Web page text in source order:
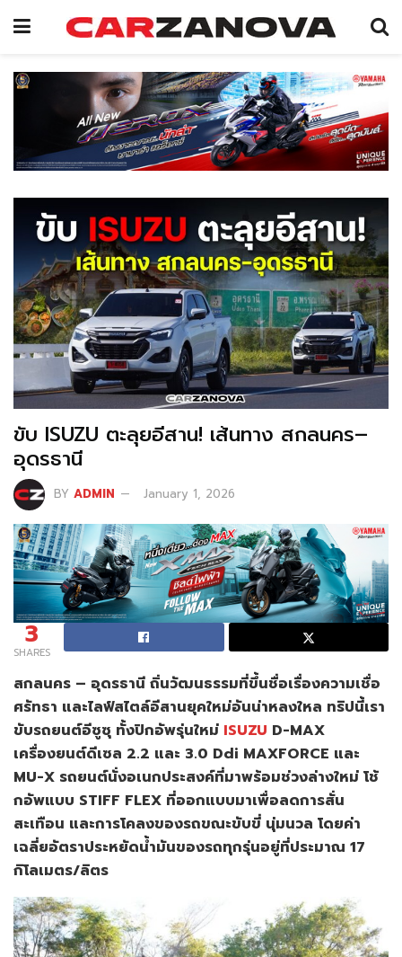
ขับ ISUZU ตะลุยอีสาน! เส้นทาง สกลนคร–
อุดรธานี
BY ADMIN January 1, 2026
3
SHARES
สกลนคร – อุดรธานี ถิ่นวัฒนธรรมที่ขึ้นชื่อเรื่องความเชื่อ
ศรัทธา และไลฟ์สไตล์อีสานยุคใหม่อันน่าหลงใหล ทริปนี้เรา
ขับรถยนต์อีซูซุ ทั้งปิกอัพรุ่นใหม่ ISUZU D-MAX
เครื่องยนต์ดีเซล 2.2 และ 3.0 Ddi MAXFORCE และ
MU-X รถยนต์นั่งอเนกประสงค์ที่มาพร้อมช่วงล่างใหม่ โช้
กอัพแบบ STIFF FLEX ที่ออกแบบมาเพื่อลดการสั่น
สะเทือน และการโคลงของรถขณะขับขี่ นุ่มนวล โดยค่า
เฉลี่ยอัตราประหยัดน้ำมันของรถทุกรุ่นอยู่ที่ประมาณ 17
กิโลเมตร/ลิตร